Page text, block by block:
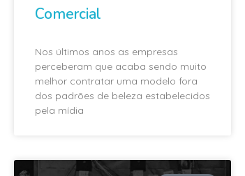
Comercial
Nos últimos anos as empresas
perceberam que acaba sendo muito
melhor contratar uma modelo fora
dos padrões de beleza estabelecidos
pela mídia